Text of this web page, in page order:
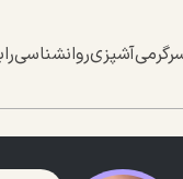
آشپزیروانشناسی